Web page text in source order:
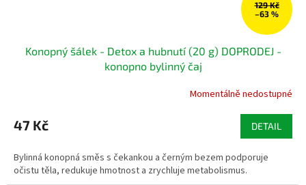
129 Kč
–63 %
Konopný šálek - Detox a hubnutí (20 g) DOPRODEJ -
konopno bylinný čaj
Momentálně nedostupné
47 Kč DETAIL
Bylinná konopná směs s čekankou a černým bezem podporuje
očistu těla, redukuje hmotnost a zrychluje metabolismus.